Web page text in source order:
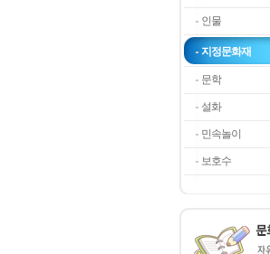
인물
지정문화재
문학
설화
민속놀이
보호수